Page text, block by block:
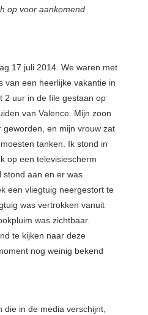
op voor aankomend
17 juli 2014. We waren met
van een heerlijke vakantie in
2 uur in de file gestaan op
van Valence. Mijn zoon
en mijn vrouw zat
tanken. Ik stond in
op een televisiescherm
stond aan en er was
een vliegtuig neergestort te
was vertrokken vanuit
was zichtbaar.
te kijken naar deze
nog weinig bekend
die in de media verschijnt,